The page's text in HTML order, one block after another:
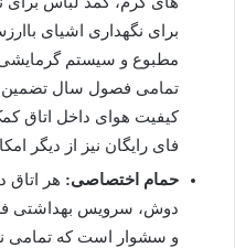
برای نگهداری اشیای
مطبوع و سیستم
تمامی فصول سال تضمین
کیفیت هوای داخل اتاق
فای رایگان نیز از دیگر
حمام اختصاصی: هر اتاق
دوش، سرویس بهداشتی
و سشوار است که تمامی